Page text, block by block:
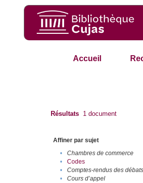
Accueil
Résultats 1 document
Affiner par sujet
•
Chambres de commerce
•
Codes
•
Comptes-rendus des débats
•
Cours d’appel